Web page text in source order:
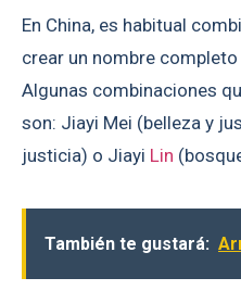
En China, es habitual
crear un nombre
Algunas combinaciones
son: Jiayi Mei (belleza y
justicia) o Jiayi Lin
También te gustará: